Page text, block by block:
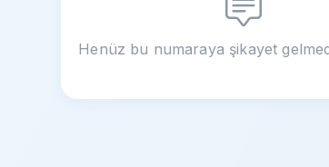
Henüz bu numaraya şikayet